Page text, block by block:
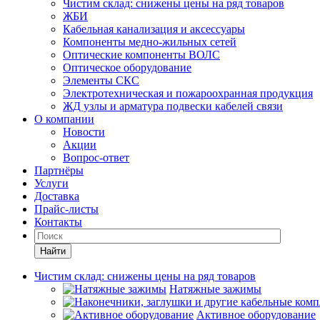
Чистим склад: снижены цены на ряд товаров
ЖБИ
Кабельная канализация и аксессуары
Компоненты медно-жильных сетей
Оптические компоненты ВОЛС
Оптическое оборудование
Элементы СКС
Электротехническая и пожароохранная продукция
ЖД узлы и арматура подвески кабелей связи
О компании
Новости
Акции
Вопрос-ответ
Партнёры
Услуги
Доставка
Прайс-листы
Контакты
Найти
Чистим склад: снижены цены на ряд товаров
Натяжные зажимы
Активное оборудование